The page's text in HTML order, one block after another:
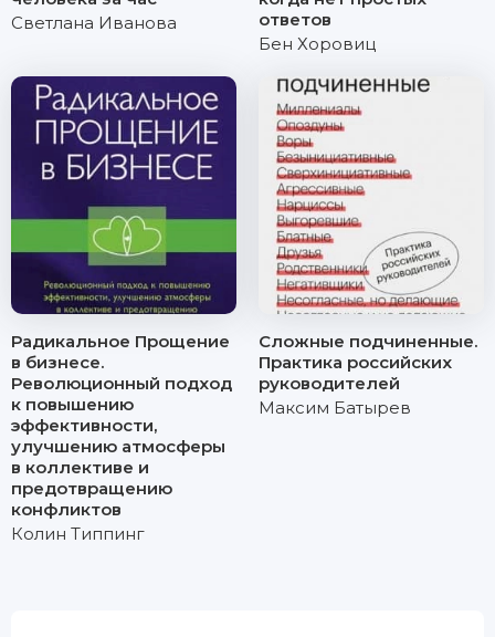
Светлана Иванова
ответов
Бен Хоровиц
Радикальное Прощение
в бизнесе.
Революционный подход
к повышению
эффективности,
улучшению атмосферы
в коллективе и
предотвращению
конфликтов
Колин Типпинг
Сложные подчиненные.
Практика российских
руководителей
Максим Батырев